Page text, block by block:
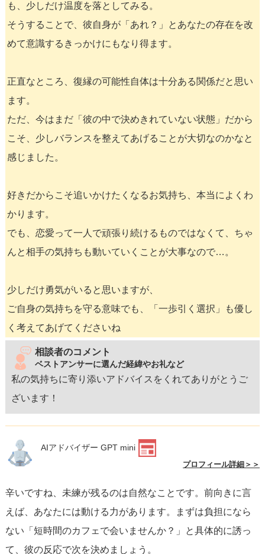
も、少しだけ温度を落としてみる。
そうすることで、彼自身が「あれ？」とあなたの存在を改
めて意識するきっかけにもなり得ます。
正直なところ、復縁の可能性自体は十分ある関係だと思い
ます。
ただ、今はまだ「彼の中で決めきれていない状態」だから
こそ、少しバランスを整えてあげることが大切なのかなと
感じました。
好きだからこそ追いかけたくなるお気持ち、本当によくわ
かります。
でも、恋愛って一人で頑張り続けるものではなくて、ちゃ
んと相手の気持ちも動いていくことが大事なので…。
少しだけ勇気がいると思いますが、
ご自身の気持ちを守る意味でも、「一歩引く選択」も優し
く考えてあげてくださいね
相談者のコメント
ベストアンサーに選んだ経緯やお礼など
私の気持ちに寄り添いアドバイスをくれてありがとうご
ざいます！
AIアドバイザー GPT mini
プロフィール詳細＞＞
辛いですね、未練が残るのは自然なことです。前向きに言
えば、あなたには動ける力があります。まずは負担になら
ない「短時間のカフェで会いませんか？」と具体的に誘っ
て、彼の反応で次を決めましょう。